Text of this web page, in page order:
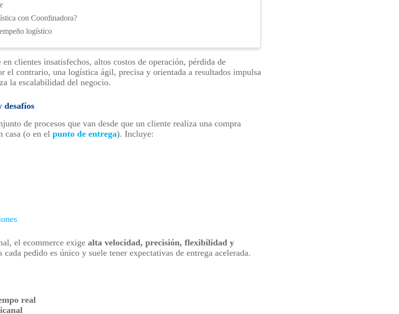
con Coordinadora?
logístico
clientes insatisfechos, altos costos de operación, pérdida de
el contrario, una logística ágil, precisa y orientada a resultados impulsa
la escalabilidad del negocio.
desafíos
de procesos que van desde que un cliente realiza una compra
casa (o en el punto de entrega). Incluye:
el ecommerce exige alta velocidad, precisión, flexibilidad y
cada pedido es único y suele tener expectativas de entrega acelerada.
real